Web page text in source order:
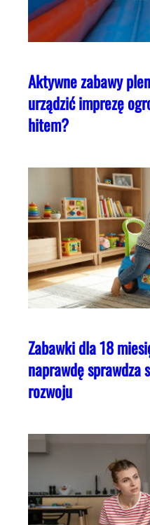
Aktywne zabawy
urządzić imprezę
hitem?
Zabawki dla 18
naprawdę sprawdza
rozwoju